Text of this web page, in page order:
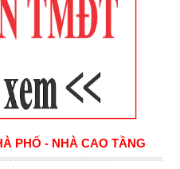
PHỐ - NHÀ CAO TẦNG